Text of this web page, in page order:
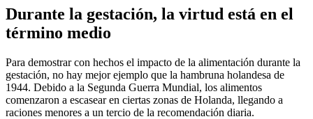
Durante la gestación, la virtud está en el
término medio
Para demostrar con hechos el impacto de la alimentación durante la
gestación, no hay mejor ejemplo que la hambruna holandesa de
1944. Debido a la Segunda Guerra Mundial, los alimentos
comenzaron a escasear en ciertas zonas de Holanda, llegando a
raciones menores a un tercio de la recomendación diaria.